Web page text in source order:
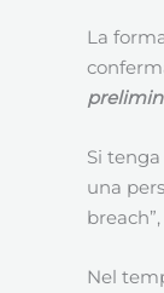
La
Si tenga
una
Nel